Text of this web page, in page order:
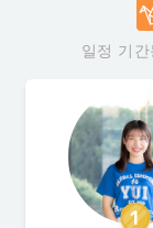
일정 기